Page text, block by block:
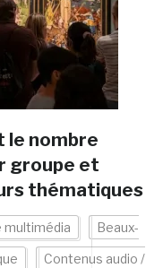
le nombre
groupe et
thématiques
multimédia Beaux-
Contenus audio /